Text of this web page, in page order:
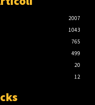
2007
1043
765
499
20
12